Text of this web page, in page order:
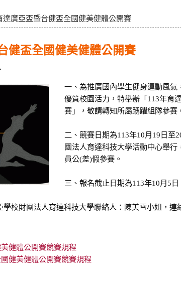
達廣亞盃暨台健盃全國健美健體公開賽
健盃全國健美健體公開賽
一、為推廣國內學生健身運動風
優質校園活力，特舉辦「113年育
賽」，敬請轉知所屬踴躍組隊參賽
二、競賽日期為113年10月19日至
團法人育達科技大學活動中心舉
員公(差)假參賽。
三、報名截止日期為113年10月5日
校財團法人育達科技大學聯絡人：陳美雪小姐，連
健體公開賽競賽規程
健美健體公開賽競賽規程